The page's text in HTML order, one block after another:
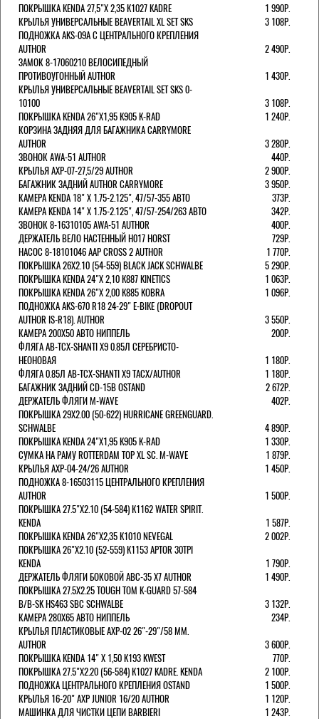
ПОКРЫШКА KENDA 27,5"Х 2,35 K1027 KADRE
1 990Р.
КРЫЛЬЯ УНИВЕРСАЛЬНЫЕ BEAVERTAIL XL SET SKS
3 108Р.
ПОДНОЖКА AKS-09A C ЦЕНТРАЛЬНОГО КРЕПЛЕНИЯ
AUTHOR
2 490Р.
ЗАМОК 8-17060210 ВЕЛОСИПЕДНЫЙ
ПРОТИВОУГОННЫЙ AUTHOR
1 430Р.
КРЫЛЬЯ УНИВЕРСАЛЬНЫЕ BEAVERTAIL SET SKS 0-
10100
3 108Р.
ПОКРЫШКА KENDA 26"Х1,95 K905 K-RAD
1 240Р.
КОРЗИНА ЗАДНЯЯ ДЛЯ БАГАЖНИКА CARRYMORE
AUTHOR
3 280Р.
ЗВОНОК AWA-51 AUTHOR
440Р.
КРЫЛЬЯ AXP-07-27,5/29 AUTHOR
2 900Р.
БАГАЖНИК ЗАДНИЙ AUTHOR CARRYMORE
3 950Р.
КАМЕРА KENDA 18" Х 1.75-2.125", 47/57-355 АВТО
373Р.
КАМЕРА KENDA 14" Х 1.75-2.125", 47/57-254/263 АВТО
342Р.
ЗВОНОК 8-16310105 AWA-51 AUTHOR
400Р.
ДЕРЖАТЕЛЬ ВЕЛО НАСТЕННЫЙ H017 HORST
729Р.
НАСОС 8-18101046 AAP CROSS 2 AUTHOR
1 770Р.
ПОКРЫШКА 26X2.10 (54-559) BLACK JACK SCHWALBE
5 290Р.
ПОКРЫШКА KENDA 24"Х 2,10 K887 KINETICS
1 063Р.
ПОКРЫШКА KENDA 26"Х 2,00 K885 KOBRA
1 096Р.
ПОДНОЖКА AKS-670 R18 24-29" E-BIKE (DROPOUT
AUTHOR IS-R18). AUTHOR
3 550Р.
КАМЕРА 200Х50 АВТО НИППЕЛЬ
200Р.
ФЛЯГА AB-TCX-SHANTI X9 0.85Л СЕРЕБРИСТО-
НЕОНОВАЯ
1 180Р.
ФЛЯГА 0.85Л AB-TCX-SHANTI X9 TACX/AUTHOR
1 180Р.
БАГАЖНИК ЗАДНИЙ CD-15B OSTAND
2 672Р.
ДЕРЖАТЕЛЬ ФЛЯГИ M-WAVE
402Р.
ПОКРЫШКА 29X2.00 (50-622) HURRICANE GREENGUARD.
SCHWALBE
4 890Р.
ПОКРЫШКА KENDA 24"Х1,95 K905 K-RAD
1 330Р.
СУМКА НА РАМУ ROTTERDAM TOP XL SC. M-WAVE
1 879Р.
КРЫЛЬЯ AXP-04-24/26 AUTHOR
1 450Р.
ПОДНОЖКА 8-16503115 ЦЕНТРАЛЬНОГО КРЕПЛЕНИЯ
AUTHOR
1 500Р.
ПОКРЫШКА 27.5"Х2.10 (54-584) K1162 WATER SPIRIT.
KENDA
1 587Р.
ПОКРЫШКА KENDA 26"Х2,35 K1010 NEVEGAL
2 002Р.
ПОКРЫШКА 26"Х2.10 (52-559) K1153 APTOR 30TPI
KENDA
1 790Р.
ДЕРЖАТЕЛЬ ФЛЯГИ БОКОВОЙ ABC-35 X7 AUTHOR
1 490Р.
ПОКРЫШКА 27.5X2.25 TOUGH TOM K-GUARD 57-584
B/B-SK HS463 SBC SCHWALBE
3 132Р.
КАМЕРА 280Х65 АВТО НИППЕЛЬ
234Р.
КРЫЛЬЯ ПЛАСТИКОВЫЕ AXP-02 26"-29"/58 ММ.
AUTHOR
3 600Р.
ПОКРЫШКА KENDA 14" Х 1,50 K193 KWEST
770Р.
ПОКРЫШКА 27.5"Х2.20 (56-584) K1027 KADRE. KENDA
2 100Р.
ПОДНОЖКА ЦЕНТРАЛЬНОГО КРЕПЛЕНИЯ OSTAND
1 500Р.
КРЫЛЬЯ 16-20" AXP JUNIOR 16/20 AUTHOR
1 120Р.
МАШИНКА ДЛЯ ЧИСТКИ ЦЕПИ BARBIERI
1 243Р.